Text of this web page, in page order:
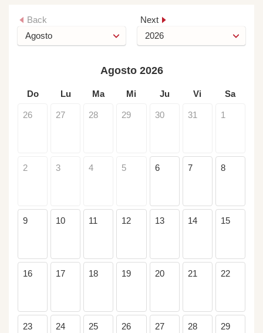
Back Next
Agosto 2026
Do Lu Ma Mi Ju Vi Sa
26 27 28 29 30 31 1
2 3 4 5 6 7 8
9 10 11 12 13 14 15
16 17 18 19 20 21 22
23 24 25 26 27 28 29